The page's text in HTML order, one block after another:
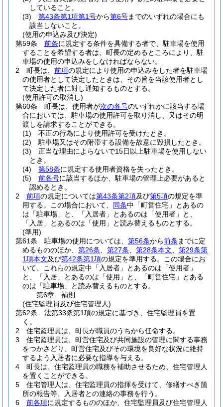
していること。
(3)
第43条第1項第1号から第6号までのいずれの場合にも
該当しないこと。
(使用の申込み及び決定)
第59条
前条に規定する条件を具備する者で、駐車場を使用
することを希望する者は、町長の定めるところにより、駐
車場の使用の申込みをしなければならない。
2
町長は、 前項の規定により使用の申込みをした者を駐車場
の使用者として決定したときは、その旨を当該使用者とし
て決定した者に対し通知するものとする。
(使用許可の取消し)
第60条
町長は、使用者が次の各号のいずれかに該当する場
合においては、駐車場の使用許可を取り消し、又はその明
渡しを請求することができる。
(1)
不正の行為により使用許可を受けたとき。
(2)
駐車場又はその附帯する設備を故意に毀損したとき。
(3)
正当な理由によらないで15日以上駐車場を使用しない
とき。
(4)
第58条に規定する使用者資格を失ったとき。
(5)
前各号に該当するほか、駐車場の管理上必要があると
認めるとき。
2
前項の規定については第43条第2項及び第5項の規定を準
用する。
この場合において、 同条中「町営住宅」とあるの
は「駐車場」と、「入居者」とあるのは「使用者」と、
「入居」とあるのは「使用」と読み替えるものとする。
(準用)
第61条
駐車場の使用については、 第56条から前条 までに定
めるもののほか、 第26条 第27条 第28条本文
第29条第
1項本文及び第42条第1項の規定を準用する。
この場合にお
いて、これらの規定中「入居者」とあるのは「使用者」
と、「入居」とあるのは「使用」と、「町営住宅」とある
のは「駐車場」と読み替えるものとする。
第6章
補則
(住宅監理員及び住宅管理人)
第62条
法第33条第1項の規定に基づき、住宅監理員を置
く。
2
住宅監理員は、町長が職員のうちから任命する。
3
住宅監理員は、町営住宅及び共同施設の管理に関する事務
をつかさどり、町営住宅及びその環境を良好な状況に維持
するよう入居者に必要な指導を与える。
4
町長は、住宅監理員の職務を補助させるため、住宅管理人
を置くことができる。
5
住宅管理人は、住宅監理員の指揮を受けて、修繕すべき箇
所の報告等、入居者との連絡の事務を行う。
6
前各項に規定するもののほか、住宅監理員及び住宅管理人